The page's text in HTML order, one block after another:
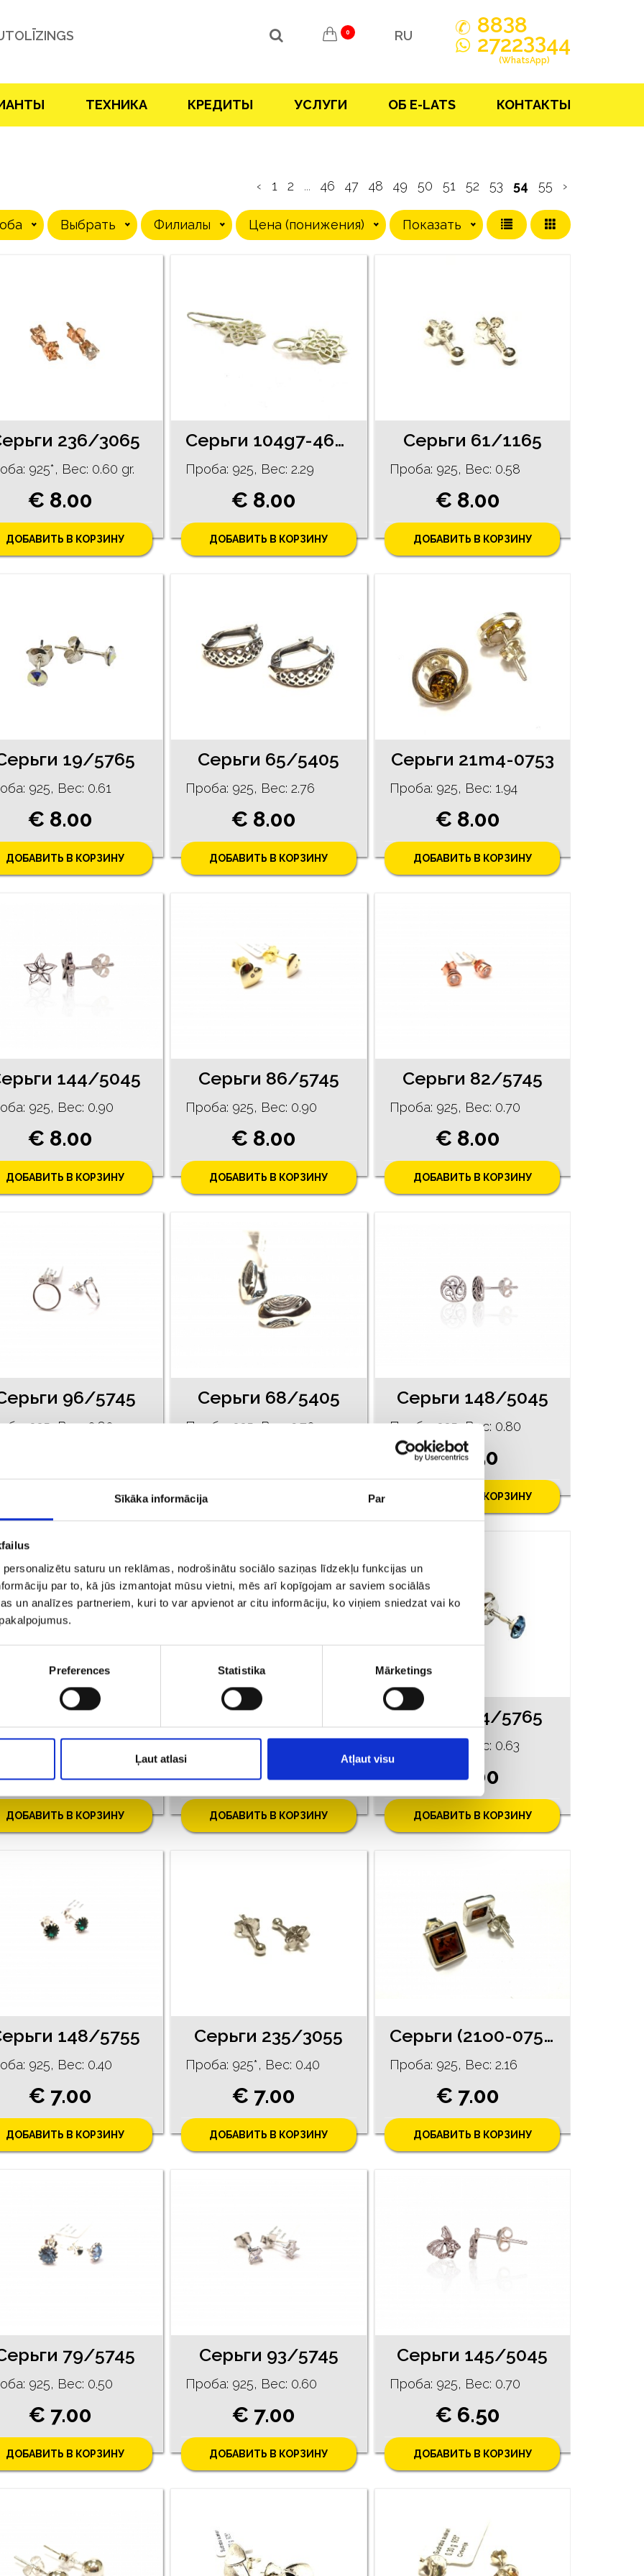
Sīkāka informācija Par
saturu un reklāmas, nodrošinātu sociālo saziņas līdzekļu funkcijas un
par to, kā jūs izmantojat mūsu vietni, mēs arī kopīgojam ar saviem sociālās
un analīzes partneriem, kuri to var apvienot ar citu informāciju, ko viņiem sniedzat vai ko
Preferences Statistika Mārketings
Ļaut atlasi Atļaut visu
0 RU 8838
27223344
(WhatsApp)
ТЕХНИКА КРЕДИТЫ УСЛУГИ ОБ E-LATS КОНТАКТЫ
‹ 1 2 ... 46 47 48 49 50 51 52 53 54 55 ›
Показать
Цена (понижения)
Филиалы
Выбрать
236/3065
925*, Bес: 0.60 gr.
€ 8.00
ДОБАВИТЬ В КОРЗИНУ
Серьги 104g7-4663
Проба: 925, Bес: 2.29
€ 8.00
ДОБАВИТЬ В КОРЗИНУ
Серьги 61/1165
Проба: 925, Bес: 0.58
€ 8.00
ДОБАВИТЬ В КОРЗИНУ
19/5765
925, Bес: 0.61
€ 8.00
ДОБАВИТЬ В КОРЗИНУ
Cерьги 65/5405
Проба: 925, Bес: 2.76
€ 8.00
ДОБАВИТЬ В КОРЗИНУ
Серьги 21m4-0753
Проба: 925, Bес: 1.94
€ 8.00
ДОБАВИТЬ В КОРЗИНУ
144/5045
925, Bес: 0.90
€ 8.00
ДОБАВИТЬ В КОРЗИНУ
Cерьги 86/5745
Проба: 925, Bес: 0.90
€ 8.00
ДОБАВИТЬ В КОРЗИНУ
Cерьги 82/5745
Проба: 925, Bес: 0.70
€ 8.00
ДОБАВИТЬ В КОРЗИНУ
96/5745
925, Bес: 0.80
ДОБАВИТЬ В КОРЗИНУ
Серьги 68/5405
Проба: 925, Bес: 3.70
Серьги 148/5045
Проба: 925, Bес: 0.80
€ 7.50
ДОБАВИТЬ В КОРЗИНУ
19g2-6663
875/830, Bес: 1.87
€ 7.00
ДОБАВИТЬ В КОРЗИНУ
Проба: 925, Bес: 2.07
€ 7.00
ДОБАВИТЬ В КОРЗИНУ
Cерьги 24/5765
Проба: 925, Bес: 0.63
€ 7.00
ДОБАВИТЬ В КОРЗИНУ
148/5755
925, Bес: 0.40
€ 7.00
ДОБАВИТЬ В КОРЗИНУ
Серьги 235/3055
Проба: 925*, Bес: 0.40
€ 7.00
ДОБАВИТЬ В КОРЗИНУ
Серьги (21o0-0753)
Проба: 925, Bес: 2.16
€ 7.00
ДОБАВИТЬ В КОРЗИНУ
79/5745
925, Bес: 0.50
€ 7.00
ДОБАВИТЬ В КОРЗИНУ
Cерьги 93/5745
Проба: 925, Bес: 0.60
€ 7.00
ДОБАВИТЬ В КОРЗИНУ
Серьги 145/5045
Проба: 925, Bес: 0.70
€ 6.50
ДОБАВИТЬ В КОРЗИНУ